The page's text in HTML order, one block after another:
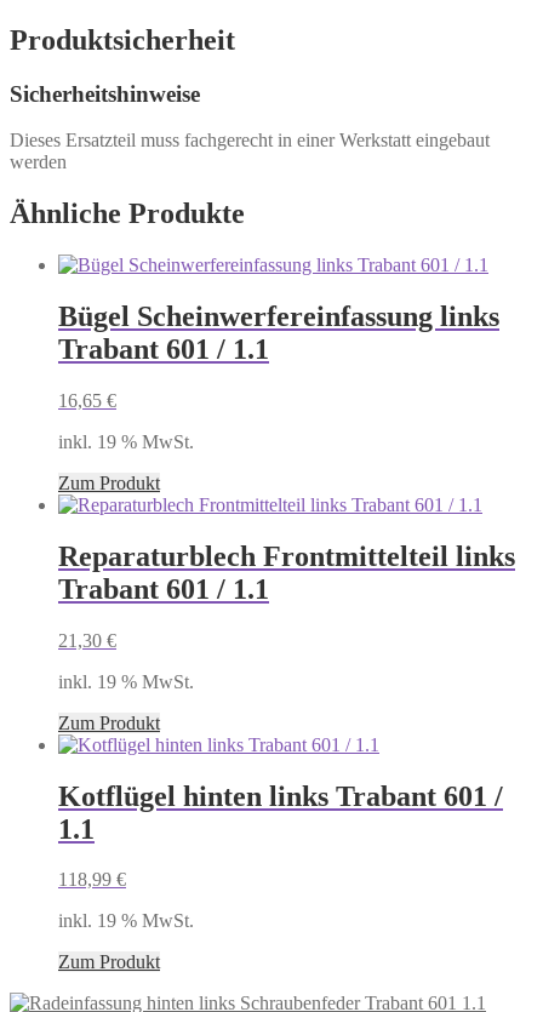
Produktsicherheit
Sicherheitshinweise
Dieses Ersatzteil muss fachgerecht in einer Werkstatt eingebaut
werden
Ähnliche Produkte
Bügel Scheinwerfereinfassung links
Trabant 601 / 1.1
16,65 €
inkl. 19 % MwSt.
Zum Produkt
Reparaturblech Frontmittelteil links
Trabant 601 / 1.1
21,30 €
inkl. 19 % MwSt.
Zum Produkt
Kotflügel hinten links Trabant 601 /
1.1
118,99 €
inkl. 19 % MwSt.
Zum Produkt